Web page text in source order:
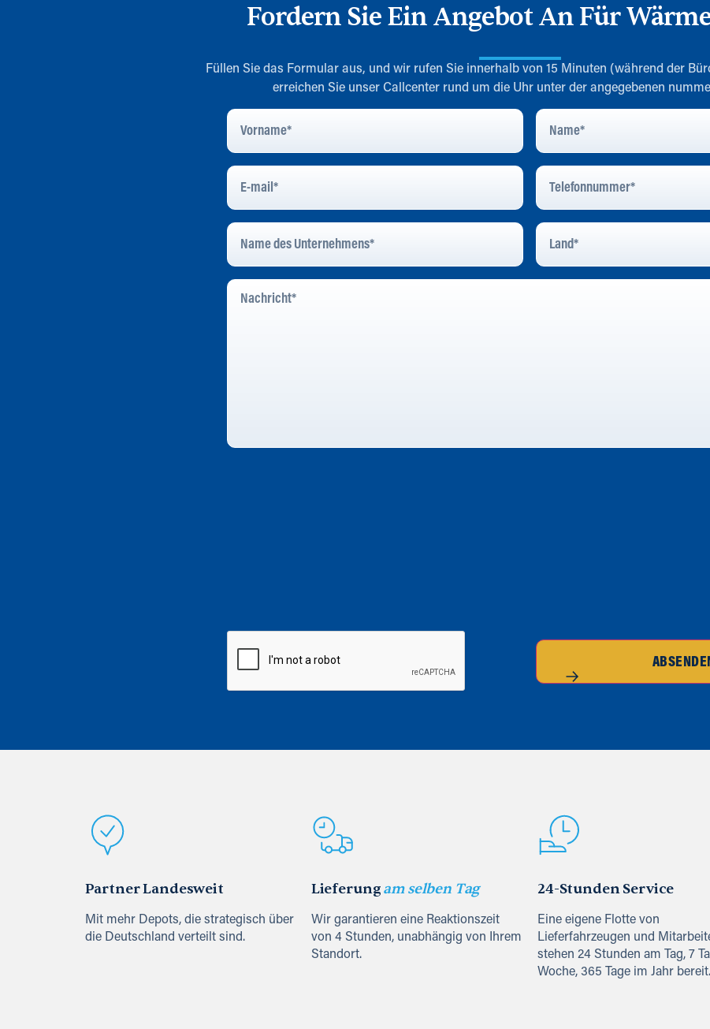
Fordern Sie Ein Angebot An Für
Füllen Sie das Formular aus, und wir rufen Sie innerhalb von 15 Minuten (während der
erreichen Sie unser Callcenter rund um die Uhr unter der angegebenen
Vorname Name
E-
Mail*
Telefonnummer
Name
Des
Unternehmens
Land
Nachricht
CAPTCHA
Partner Landesweit
Mit mehr Depots, die strategisch über
die Deutschland verteilt sind.
Lieferungam selben Tag
Wir garantieren eine Reaktionszeit
von 4 Stunden, unabhängig von Ihrem
Standort.
24-Stunden Service
Eine eigene Flotte von
Lieferfahrzeugen und
stehen 24 Stunden am Tag, 7
Woche, 365 Tage im Jahr bereit.